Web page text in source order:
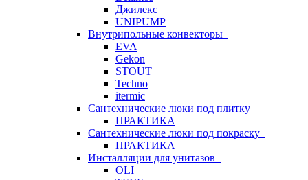
Джилекс
UNIPUMP
Внутрипольные конвекторы
EVA
Gekon
STOUT
Techno
itermic
Сантехнические люки под плитку
ПРАКТИКА
Сантехнические люки под покраску
ПРАКТИКА
Инсталляции для унитазов
OLI